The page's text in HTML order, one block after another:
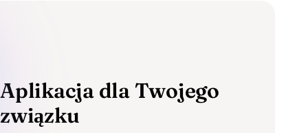
Aplikacja dla Twojego
związku